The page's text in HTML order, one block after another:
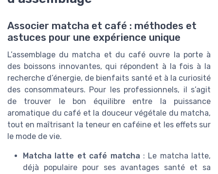
Associer matcha et café : méthodes et
astuces pour une expérience unique
L’assemblage du matcha et du café ouvre la porte à
des boissons innovantes, qui répondent à la fois à la
recherche d’énergie, de bienfaits santé et à la curiosité
des consommateurs. Pour les professionnels, il s’agit
de trouver le bon équilibre entre la puissance
aromatique du café et la douceur végétale du matcha,
tout en maîtrisant la teneur en caféine et les effets sur
le mode de vie.
Matcha latte et café matcha : Le matcha latte,
déjà populaire pour ses avantages santé et sa